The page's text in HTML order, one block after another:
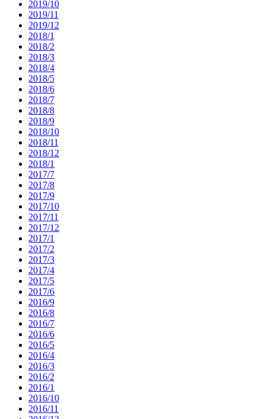
2019/10
2019/11
2019/12
2018/1
2018/2
2018/3
2018/4
2018/5
2018/6
2018/7
2018/8
2018/9
2018/10
2018/11
2018/12
2018/1
2017/7
2017/8
2017/9
2017/10
2017/11
2017/12
2017/1
2017/2
2017/3
2017/4
2017/5
2017/6
2016/9
2016/8
2016/7
2016/6
2016/5
2016/4
2016/3
2016/2
2016/1
2016/10
2016/11